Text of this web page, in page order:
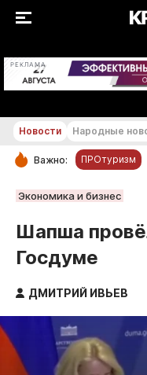
РЕКЛАМА
РУБРИКИ
Новости
Статьи
Народные
Авто и
Криминал
Новости Народные
Важно: ПРОтуризм
Экономика и бизнес
Шапша
Госдуме
ДМИТРИЙ ИВЬЕВ